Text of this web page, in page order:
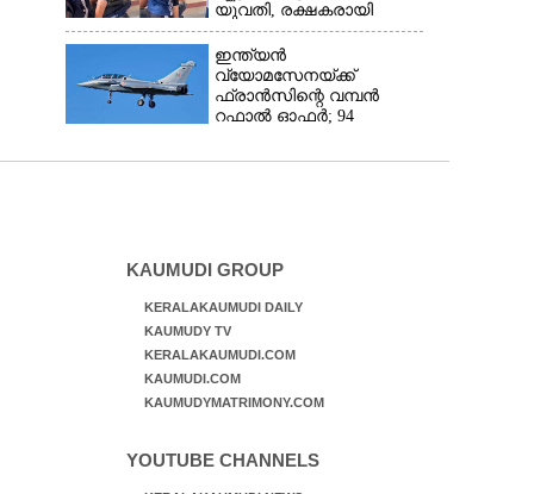
യുവതി, രക്ഷകരായി
ജീവനക്കാർ
ഇന്ത്യൻ
വ്യോമസേനയ്‌ക്ക്
ഫ്രാൻസിന്റെ വമ്പൻ
റഫാൽ ഓഫർ; 94
ഇന്ത്യയിൽതന്നെ
KAUMUDI GROUP
KERALAKAUMUDI DAILY
KAUMUDY TV
KERALAKAUMUDI.COM
KAUMUDI.COM
KAUMUDYMATRIMONY.COM
YOUTUBE CHANNELS